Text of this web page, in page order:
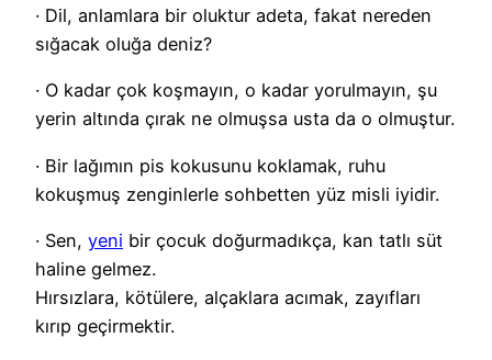
· Dil, anlamlara bir oluktur adeta, fakat nereden
sığacak oluğa deniz?
· O kadar çok koşmayın, o kadar yorulmayın, şu
yerin altında çırak ne olmuşsa usta da o olmuştur.
· Bir lağımın pis kokusunu koklamak, ruhu
kokuşmuş zenginlerle sohbetten yüz misli iyidir.
· Sen, yeni bir çocuk doğurmadıkça, kan tatlı süt
haline gelmez.
Hırsızlara, kötülere, alçaklara acımak, zayıfları
kırıp geçirmektir.